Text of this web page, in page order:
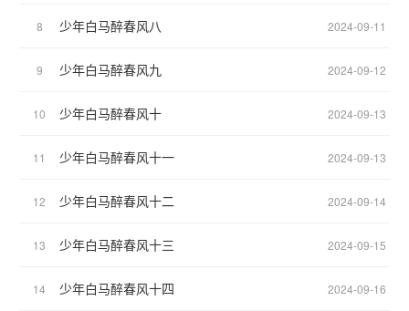
8 少年白马醉春风八 2024-09-11
9 少年白马醉春风九 2024-09-12
10 少年白马醉春风十 2024-09-13
11 少年白马醉春风十一 2024-09-13
12 少年白马醉春风十二 2024-09-14
13 少年白马醉春风十三 2024-09-15
14 少年白马醉春风十四 2024-09-16